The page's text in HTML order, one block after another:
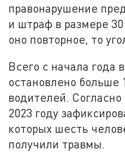
правонарушение
и штраф в размере
оно повторное, то
Всего с начала года
остановлено больше
водителей. Согласно
2023 году
которых шесть
получили травмы.